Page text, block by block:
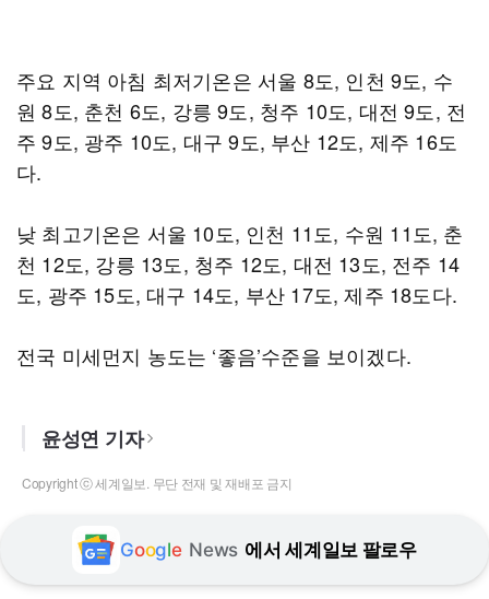
주요 지역 아침 최저기온은 서울 8도, 인천 9도, 수
원 8도, 춘천 6도, 강릉 9도, 청주 10도, 대전 9도, 전
주 9도, 광주 10도, 대구 9도, 부산 12도, 제주 16도
다.
낮 최고기온은 서울 10도, 인천 11도, 수원 11도, 춘
천 12도, 강릉 13도, 청주 12도, 대전 13도, 전주 14
도, 광주 15도, 대구 14도, 부산 17도, 제주 18도다.
전국 미세먼지 농도는 ‘좋음’수준을 보이겠다.
윤성연 기자
Copyright ⓒ 세계일보. 무단 전재 및 재배포 금지
Google News 에서 세계일보 팔로우